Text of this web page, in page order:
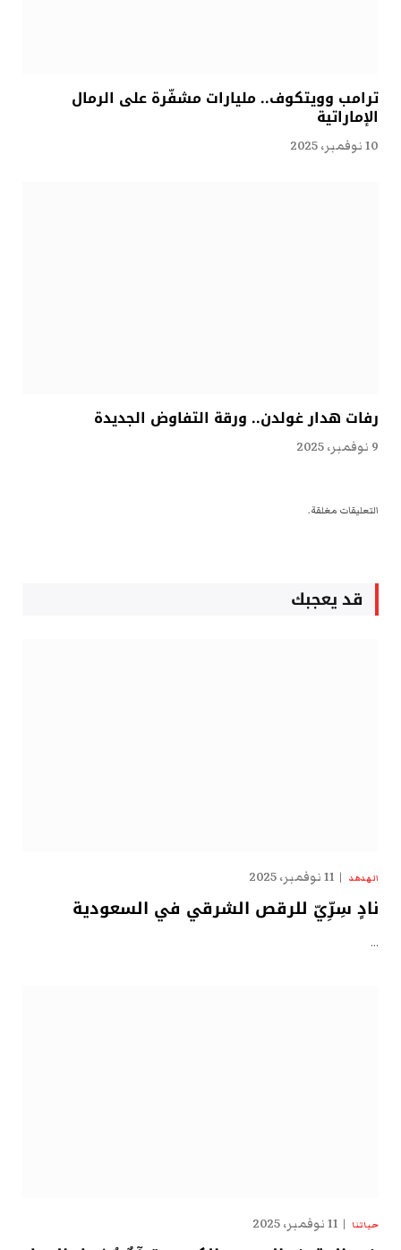
ترامب وويتكوف.. مليارات مشفّرة على الرمال
الإماراتية
10 نوفمبر، 2025
رفات هدار غولدن.. ورقة التفاوض الجديدة
9 نوفمبر، 2025
التعليقات مغلقة.
قد يعجبك
الهدهد 11 نوفمبر، 2025
نادٍ سِرِّيّ للرقص الشرقي في السعودية
…
حياتنا 11 نوفمبر، 2025